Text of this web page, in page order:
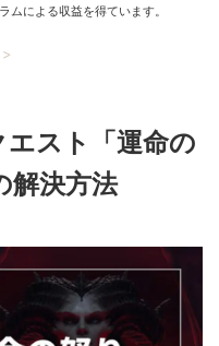
PS5・周辺機器
ムによる収益を得ています。
>
スト「運命の
解決方法